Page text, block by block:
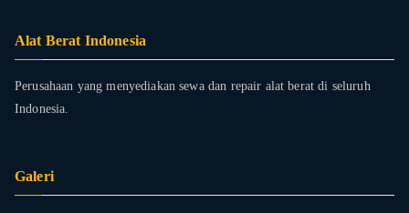
Alat Berat Indonesia
Perusahaan yang menyediakan sewa dan repair alat berat di seluruh
Indonesia.
Galeri